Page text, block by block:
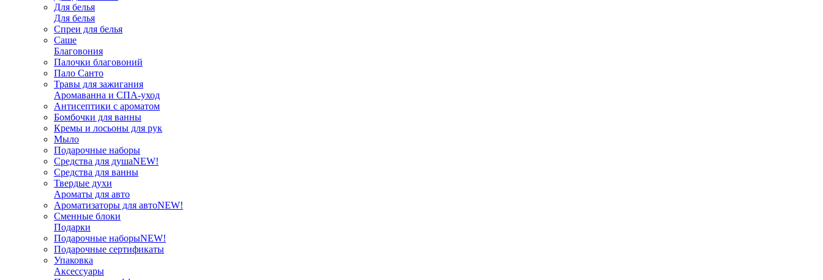
Для белья
Для белья
Спреи для белья
Саше
Благовония
Палочки благовоний
Пало Санто
Травы для зажигания
Аромаванна и СПА-уход
Антисептики с ароматом
Бомбочки для ванны
Кремы и лосьоны для рук
Мыло
Подарочные наборы
Средства для душаNEW!
Средства для ванны
Твердые духи
Ароматы для авто
Ароматизаторы для автоNEW!
Сменные блоки
Подарки
Подарочные наборыNEW!
Подарочные сертификаты
Упаковка
Аксессуары